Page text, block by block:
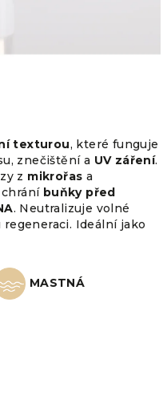
texturou, které funguje
znečištění a UV záření.
z mikrořas a
buňky před
. Neutralizuje volné
Ideální jako
MASTNÁ